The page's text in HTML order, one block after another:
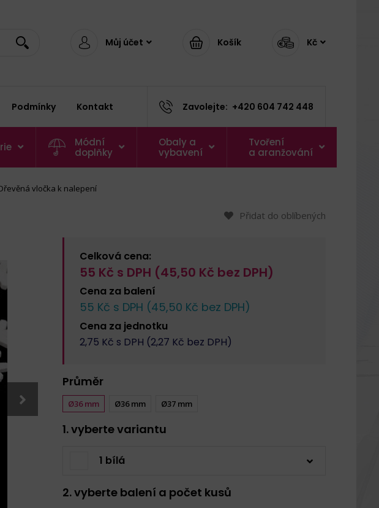
Můj účet Košík Kč
Podmínky Kontakt Zavolejte: +420 604 742 448
Módní
doplňky
Obaly a
vybavení
Tvoření
a aranžování
vločka k nalepení
Přidat do oblíbených
Celková cena:
55 Kč s DPH (45,50 Kč bez DPH)
Cena za balení
55 Kč s DPH (45,50 Kč bez DPH)
Cena za jednotku
2,75 Kč s DPH (2,27 Kč bez DPH)
Průměr
Ø36 mm Ø36 mm Ø37 mm
1. vyberte variantu
1 bílá
2. vyberte balení a počet kusů